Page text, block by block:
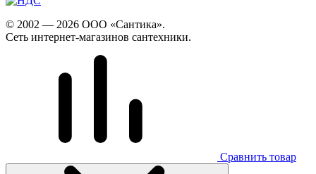
© 2002 — 2026 ООО «Сантика».
Сеть интернет-магазинов сантехники.
Сравнить товар